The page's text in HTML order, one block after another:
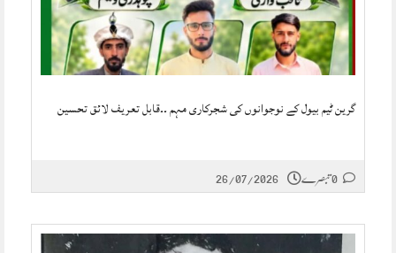
گرین ٹیم بیول کے نوجوانوں کی شجرکاری مہم ۔۔قابل تعریف لائق تحسین
26/07/2026